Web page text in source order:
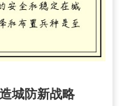
城防新战略